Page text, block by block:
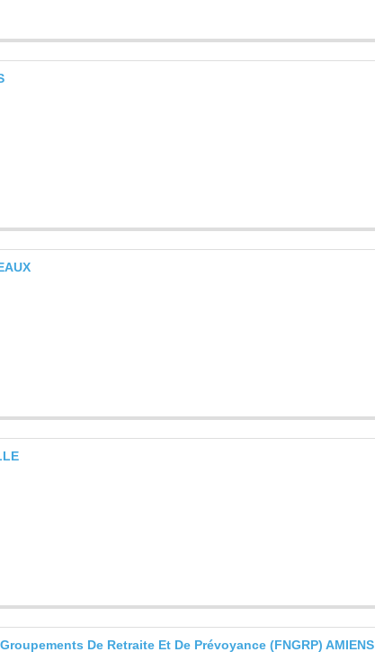
De Retraite Et De Prévoyance (FNGRP) AMIENS